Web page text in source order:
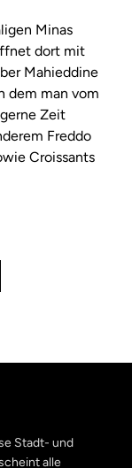
Minas
dort mit
Mahieddine
dem man vom
Zeit
Freddo
Croissants
Stadt- und
alle